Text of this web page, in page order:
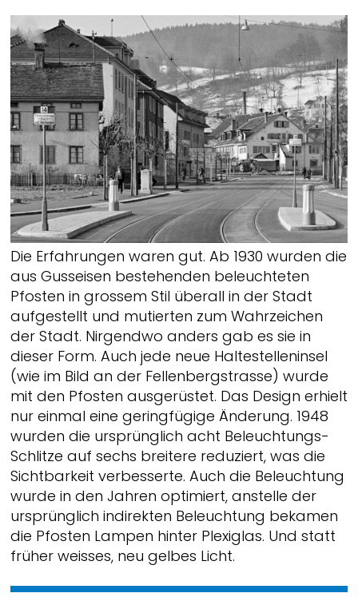
Die Erfahrungen waren gut. Ab 1930 wurden die
aus Gusseisen bestehenden beleuchteten
Pfosten in grossem Stil überall in der Stadt
aufgestellt und mutierten zum Wahrzeichen
der Stadt. Nirgendwo anders gab es sie in
dieser Form. Auch jede neue Haltestelleninsel
(wie im Bild an der Fellenbergstrasse) wurde
mit den Pfosten ausgerüstet. Das Design erhielt
nur einmal eine geringfügige Änderung. 1948
wurden die ursprünglich acht Beleuchtungs-
Schlitze auf sechs breitere reduziert, was die
Sichtbarkeit verbesserte. Auch die Beleuchtung
wurde in den Jahren optimiert, anstelle der
ursprünglich indirekten Beleuchtung bekamen
die Pfosten Lampen hinter Plexiglas. Und statt
früher weisses, neu gelbes Licht.